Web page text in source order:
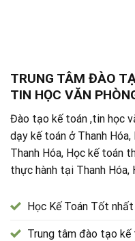
TRUNG TÂM ĐÀO
TIN HỌC VĂN
Đào tạo kế toán ,tin học
dạy kế toán ở Thanh
Thanh Hóa, Học kế toán
thực hành tại Thanh Hóa,
Học Kế Toán Tốt
Trung tâm đào tạo